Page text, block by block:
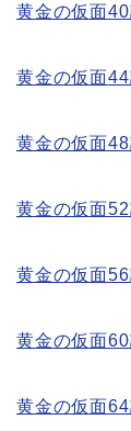
黄金の仮面
黄金の仮面
黄金の仮面
黄金の仮面
黄金の仮面
黄金の仮面
黄金の仮面